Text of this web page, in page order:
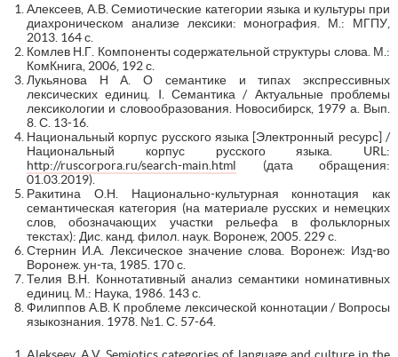
Алексеев, А.В. Семиотические категории языка и культуры при
диахроническом анализе лексики: монография. М.: МГПУ,
2013. 164 с.
Комлев Н.Г. Компоненты содержательной структуры слова. М.:
КомКнига, 2006, 192 с.
Лукьянова Н А. О семантике и типах экспрессивных
лексических единиц. I. Семантика / Актуальные проблемы
лексикологии и словообразования. Новосибирск, 1979 а. Вып.
8. С. 13-16.
Национальный корпус русского языка [Электронный ресурс] /
Национальный корпус русского языка. URL:
http://ruscorpora.ru/search-main.html (дата обращения:
01.03.2019).
Ракитина О.Н. Национально-культурная коннотация как
семантическая категория (на материале русских и немецких
слов, обозначающих участки рельефа в фольклорных
текстах): Дис. канд. филол. наук. Воронеж, 2005. 229 с.
Стернин И.А. Лексическое значение слова. Воронеж: Изд-во
Воронеж. ун-та, 1985. 170 с.
Телия В.Н. Коннотативный анализ семантики номинативных
единиц. М.: Наука, 1986. 143 с.
Филиппов А.В. К проблеме лексической коннотации / Вопросы
языкознания. 1978. №1. С. 57-64.
Alekseev, A.V. Semiotics categories of language and culture in the